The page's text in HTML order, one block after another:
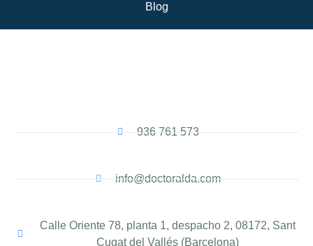
Blog
936 761 573
info@doctoralda.com
Calle Oriente 78, planta 1, despacho 2, 08172, Sant
Cugat del Vallés (Barcelona)